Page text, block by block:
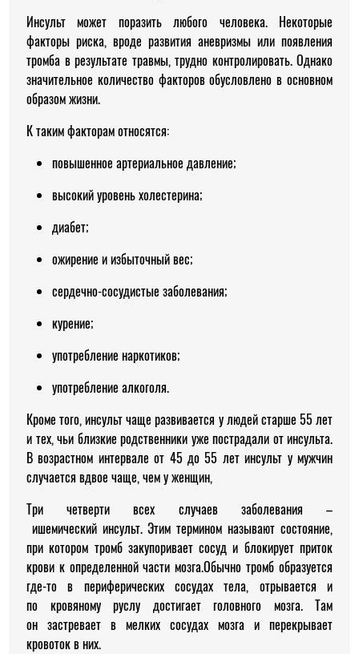
Инсульт может поразить любого человека. Некоторые
факторы риска, вроде развития аневризмы или появления
тромба в результате травмы, трудно контролировать. Однако
значительное количество факторов обусловлено в основном
образом жизни.
К таким факторам относятся:
повышенное артериальное давление;
высокий уровень холестерина;
диабет;
ожирение и избыточный вес;
сердечно-сосудистые заболевания;
курение;
употребление наркотиков;
употребление алкоголя.
Кроме того, инсульт чаще развивается у людей старше 55 лет
и тех, чьи близкие родственники уже пострадали от инсульта.
В возрастном интервале от 45 до 55 лет инсульт у мужчин
случается вдвое чаще, чем у женщин,
Три четверти всех случаев заболевания –
ишемический инсульт. Этим термином называют состояние,
при котором тромб закупоривает сосуд и блокирует приток
крови к определенной части мозга.Обычно тромб образуется
где-то в периферических сосудах тела, отрывается и
по кровяному руслу достигает головного мозга. Там
он застревает в мелких сосудах мозга и перекрывает
кровоток в них.